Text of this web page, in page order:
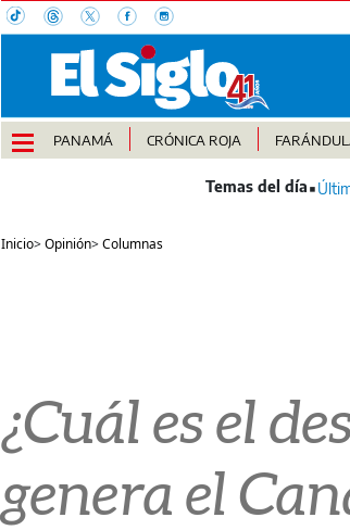
PANAMÁ CRÓNICA ROJA
Inicio>Opinión>Columnas
¿Cuál es el
genera el